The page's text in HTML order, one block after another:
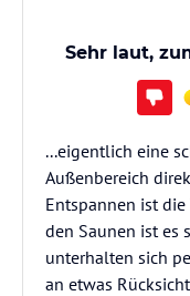
Sehr laut,
...eigentlich eine
Außenbereich
Entspannen ist
den Saunen ist es
unterhalten sich
an etwas